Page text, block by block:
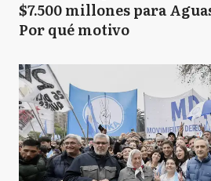
$7.500 millones para
Por qué motivo